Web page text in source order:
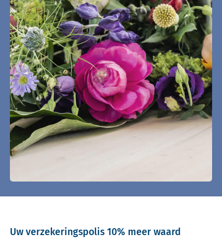
Uw verzekeringspolis 10% meer waard